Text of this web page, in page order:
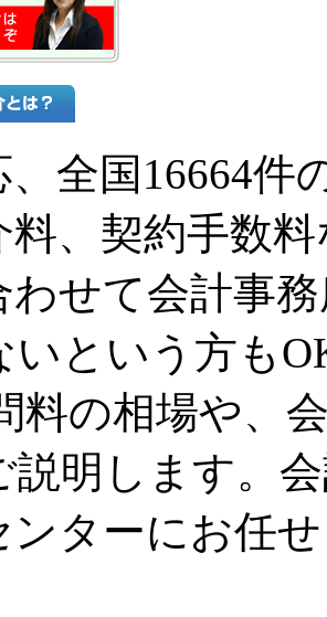
、全国16664件
料、契約手数
わせて会計事
いという方も
料の相場や、
説明します。
ンターにお任